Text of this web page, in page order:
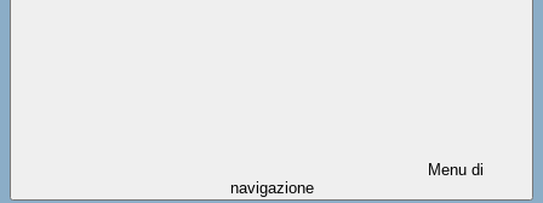
Menu di
navigazione